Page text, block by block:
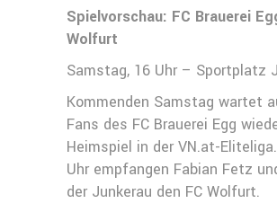
Spielvorschau: FC Brauerei
Wolfurt
Samstag, 16 Uhr – Sportplatz
Kommenden Samstag wartet
Fans des FC Brauerei Egg
Heimspiel in der VN.at-
Uhr empfangen Fabian Fetz
der Junkerau den FC Wolfurt.